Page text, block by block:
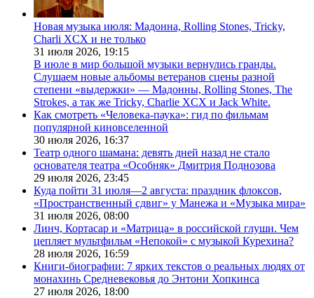
Новая музыка июля: Мадонна, Rolling Stones, Tricky,
Charli XCX и не только
31 июля 2026, 19:15
В июле в мир большой музыки вернулись гранды.
Слушаем новые альбомы ветеранов сцены разной
степени «выдержки» — Мадонны, Rolling Stones, The
Strokes, а так же Tricky, Charlie XCX и Jack White.
Как смотреть «Человека-паука»: гид по фильмам
популярной киновселенной
30 июля 2026, 16:37
Театр одного шамана: девять дней назад не стало
основателя театра «Особняк» Дмитрия Поднозова
29 июля 2026, 23:45
Куда пойти 31 июля—2 августа: праздник флоксов,
«Пространственный сдвиг» у Манежа и «Музыка мира»
31 июля 2026, 08:00
Линч, Кортасар и «Матрица» в российской глуши. Чем
цепляет мультфильм «Непокой» с музыкой Курехина?
28 июля 2026, 16:59
Книги-биографии: 7 ярких текстов о реальных людях от
монахинь Средневековья до Энтони Хопкинса
27 июля 2026, 18:00